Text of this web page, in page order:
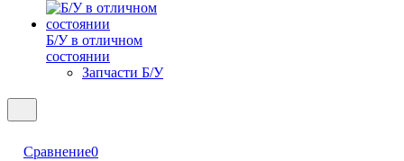
Б/У в отличном
состоянии
Запчасти Б/У
Сравнение0